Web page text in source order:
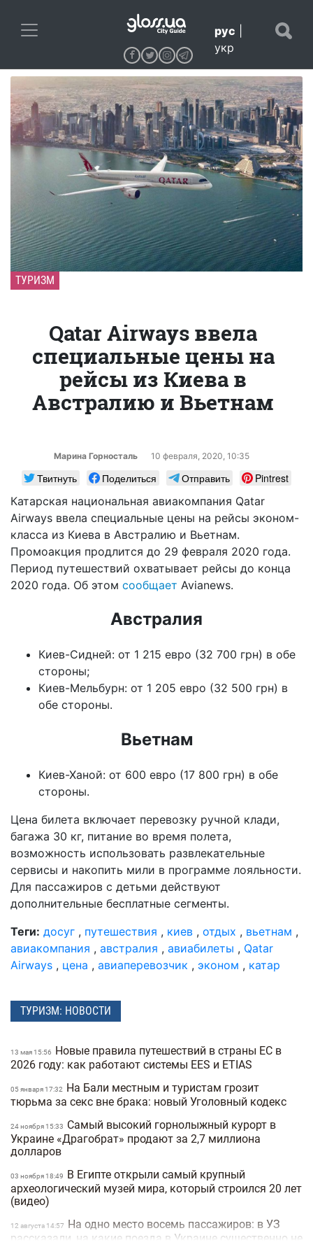
рус
укр
ТУРИЗМ
Qatar Airways ввела
специальные цены на
рейсы из Киева в
Австралию и Вьетнам
Марина Горносталь 10 февраля, 2020, 10:35
Твитнуть Поделиться Отправить
Pintrest
Катарская национальная авиакомпания Qatar
Airways ввела специальные цены на рейсы эконом-
класса из Киева в Австралию и Вьетнам.
Промоакция продлится до 29 февраля 2020 года.
Период путешествий охватывает рейсы до конца
2020 года. Об этом сообщает Avianews.
Австралия
Киев-Сидней: от 1 215 евро (32 700 грн) в обе
стороны;
Киев-Мельбурн: от 1 205 евро (32 500 грн) в
обе стороны.
Вьетнам
Киев-Ханой: от 600 евро (17 800 грн) в обе
стороны.
Цена билета включает перевозку ручной клади,
багажа 30 кг, питание во время полета,
возможность использовать развлекательные
сервисы и накопить мили в программе лояльности.
Для пассажиров с детьми действуют
дополнительные бесплатные сегменты.
Теги: досуг , путешествия , киев , отдых , вьетнам ,
авиакомпания , австралия , авиабилеты , Qatar
Airways , цена , авиаперевозчик , эконом , катар
ТУРИЗМ: НОВОСТИ
13 мая 15:56
Новые правила путешествий в страны ЕС в
2026 году: как работают системы EES и ETIAS
05 января 17:32
На Бали местным и туристам грозит
тюрьма за секс вне брака: новый Уголовный кодекс
24 ноября 15:33
Самый высокий горнолыжный курорт в
Украине «Драгобрат» продают за 2,7 миллиона
долларов
03 ноября 18:49
В Египте открыли самый крупный
археологический музей мира, который строился 20 лет
(видео)
12 августа 14:57
На одно место восемь пассажиров: в УЗ
рассказали, на какие поезда в Украине существенно не